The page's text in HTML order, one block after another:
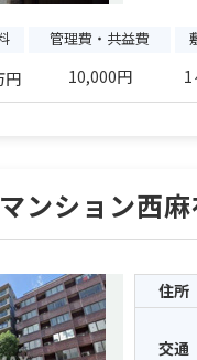
管理費・共益費
円 10,000円 1
ンション西麻
住所
交通